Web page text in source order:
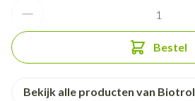
Bestel
Bekijk alle producten van Biotrol